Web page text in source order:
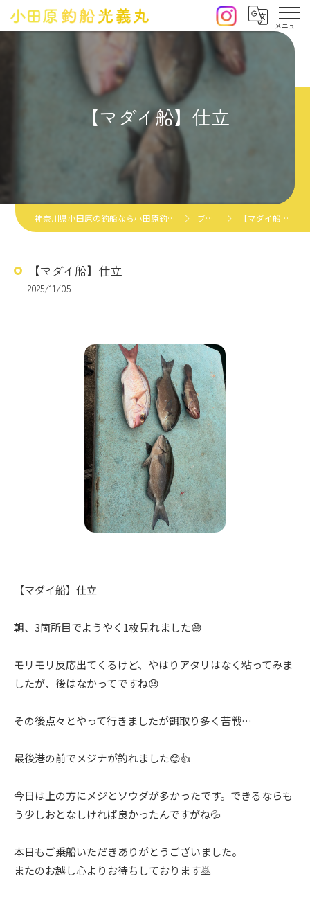
【マダイ船】仕立
神奈川県小田原の釣船なら小田原釣船光義丸 ブログ 【マダイ船】仕立
【マダイ船】仕立
2025/11/05
【マダイ船】仕立
朝、3箇所目でようやく1枚見れました😅
モリモリ反応出てくるけど、やはりアタリはなく粘ってみま
したが、後はなかってですね😓
その後点々とやって行きましたが餌取り多く苦戦…
最後港の前でメジナが釣れました😊👍
今日は上の方にメジとソウダが多かったです。できるならも
う少しおとなしければ良かったんですがね💦
本日もご乗船いただきありがとうございました。
またのお越し心よりお待ちしております🙇